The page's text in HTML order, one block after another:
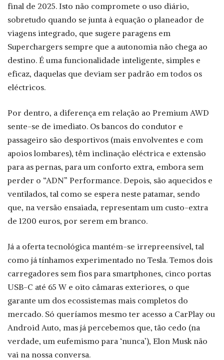
final de 2025. Isto não compromete o uso diário,
sobretudo quando se junta à equação o planeador de
viagens integrado, que sugere paragens em
Superchargers sempre que a autonomia não chega ao
destino. É uma funcionalidade inteligente, simples e
eficaz, daquelas que deviam ser padrão em todos os
eléctricos.
Por dentro, a diferença em relação ao Premium AWD
sente-se de imediato. Os bancos do condutor e
passageiro são desportivos (mais envolventes e com
apoios lombares), têm inclinação eléctrica e extensão
para as pernas, para um conforto extra, embora sem
perder o “ADN” Performance. Depois, são aquecidos e
ventilados, tal como se espera neste patamar, sendo
que, na versão ensaiada, representam um custo-extra
de 1200 euros, por serem em branco.
Já a oferta tecnológica mantém-se irrepreensível, tal
como já tínhamos experimentado no Tesla. Temos dois
carregadores sem fios para smartphones, cinco portas
USB-C até 65 W e oito câmaras exteriores, o que
garante um dos ecossistemas mais completos do
mercado. Só queríamos mesmo ter acesso a CarPlay ou
Android Auto, mas já percebemos que, tão cedo (na
verdade, um eufemismo para ‘nunca’), Elon Musk não
vai na nossa conversa.